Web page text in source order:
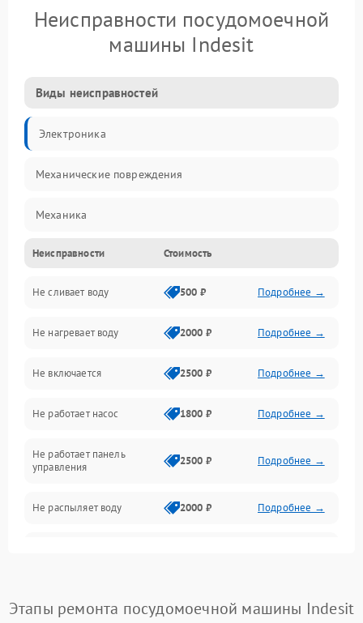
Неисправности посудомоечной
машины Indesit
Виды неисправностей
Электроника
Механические повреждения
Механика
Управление
Электропитание
Датчики
Нагрев
Вода
Гигиена
Программное обеспечение
Неисправности Стоимость
Не сливает воду 500 ₽ Подробнее →
Не нагревает воду 2000 ₽ Подробнее →
Не включается 2500 ₽ Подробнее →
Не работает насос 1800 ₽ Подробнее →
Не работает панель
управления
2500 ₽ Подробнее →
Не распыляет воду 2000 ₽ Подробнее →
воды
1800 ₽ Подробнее →
Этапы ремонта посудомоечной машины Indesit